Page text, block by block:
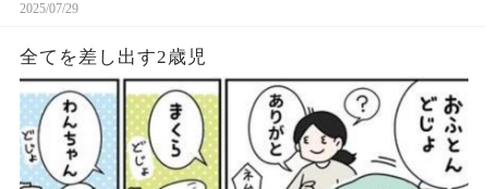
2025/07/29
全てを差し出す2歳児